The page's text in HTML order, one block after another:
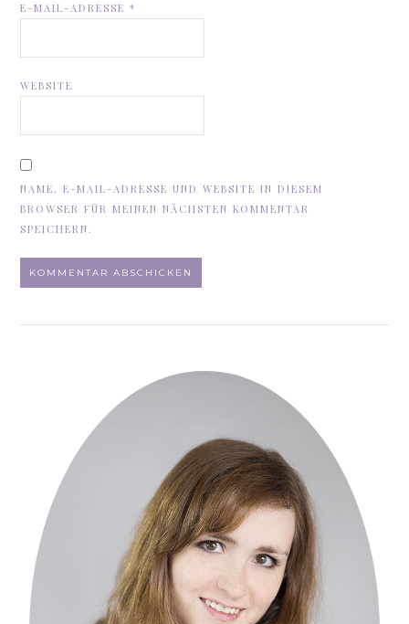
E-MAIL-ADRESSE*
WEBSITE
NAME, E-MAIL-ADRESSE UND WEBSITE IN DIESEM
BROWSER FÜR MEINEN NÄCHSTEN KOMMENTAR
SPEICHERN.